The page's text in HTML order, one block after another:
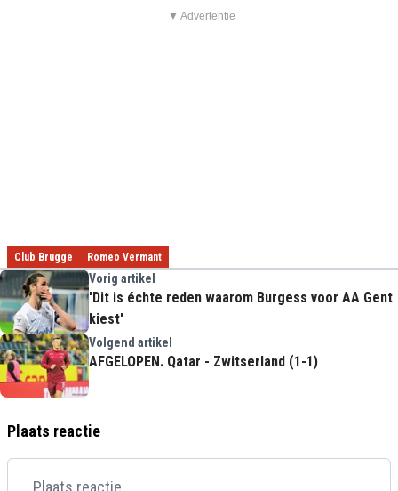
▼ Advertentie
Club Brugge Romeo Vermant
Vorig artikel
'Dit is échte reden waarom Burgess voor AA Gent
kiest'
Volgend artikel
AFGELOPEN. Qatar - Zwitserland (1-1)
Plaats reactie